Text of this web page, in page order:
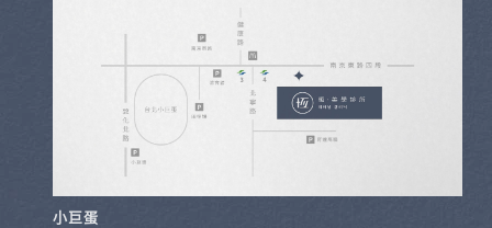
小巨蛋